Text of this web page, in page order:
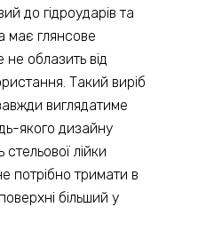
до гідроударів та
має глянсове
облазить від
Такий виріб
виглядатиме
якого дизайну
стельової лійки
потрібно тримати в
більший у